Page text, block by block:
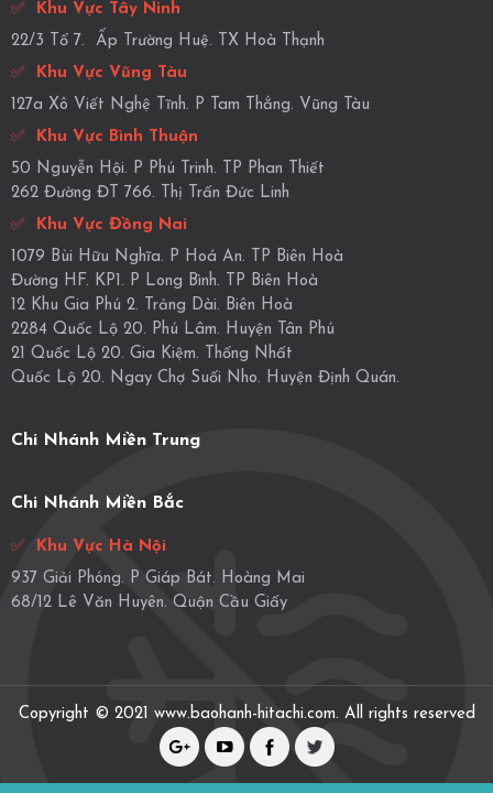
✅ Khu Vực Tây Ninh
22/3 Tổ 7. Ấp Trường Huệ. TX Hoà Thạnh
✅ Khu Vực Vũng Tàu
127a Xô Viết Nghệ Tĩnh. P Tam Thắng. Vũng Tàu
✅ Khu Vực Bình Thuận
50 Nguyễn Hội. P Phú Trinh. TP Phan Thiết
262 Đường ĐT 766. Thị Trấn Đức Linh
✅ Khu Vực Đồng Nai
1079 Bùi Hữu Nghĩa. P Hoá An. TP Biên Hoà
Đường HF. KP1. P Long Bình. TP Biên Hoà
12 Khu Gia Phú 2. Trảng Dài. Biên Hoà
2284 Quốc Lộ 20. Phú Lâm. Huyện Tân Phú
21 Quốc Lộ 20. Gia Kiệm. Thống Nhất
Quốc Lộ 20. Ngay Chợ Suối Nho. Huyện Định Quán.
Chi Nhánh Miền Trung
Chi Nhánh Miền Bắc
✅ Khu Vực Hà Nội
937 Giải Phóng. P Giáp Bát. Hoàng Mai
68/12 Lê Văn Huyên. Quận Cầu Giấy
Copyright © 2021 www.baohanh-hitachi.com. All rights reserved